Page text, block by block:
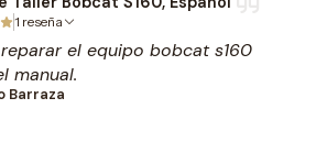
1 reseña
el equipo bobcat s160
manual.
Barraza